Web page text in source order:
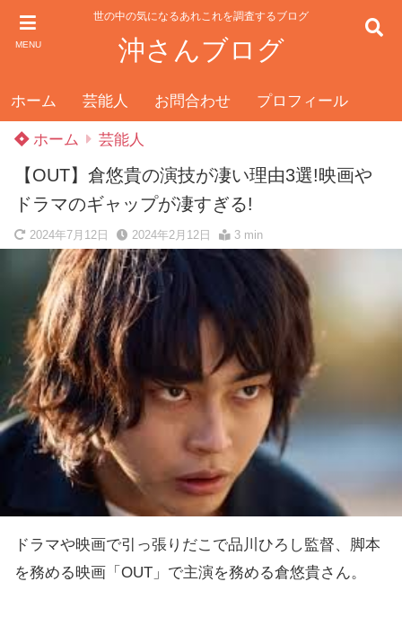
MENU
世の中の気になるあれこれを調査するブログ
沖さんブログ
ホーム 芸能人 お問合わせ プロフィール
ホーム 芸能人
【OUT】倉悠貴の演技が凄い理由3選!映画や
ドラマのギャップが凄すぎる!
2024年7月12日 2024年2月12日 3 min
ドラマや映画で引っ張りだこで品川ひろし監督、脚本
を務める映画「OUT」で主演を務める倉悠貴さん。